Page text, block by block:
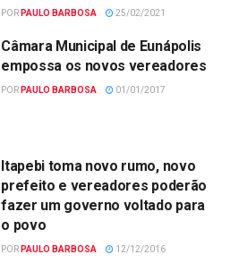
POR PAULO BARBOSA 25/02/2021
Câmara Municipal de Eunápolis
empossa os novos vereadores
POR PAULO BARBOSA 01/01/2017
Itapebi toma novo rumo, novo
prefeito e vereadores poderão
fazer um governo voltado para
o povo
POR PAULO BARBOSA 12/12/2016